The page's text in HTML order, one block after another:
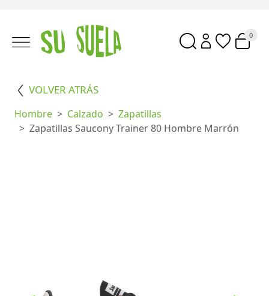
0
VOLVER ATRÁS
Hombre Calzado
Zapatillas
Zapatillas Saucony Trainer 80 Hombre Marrón